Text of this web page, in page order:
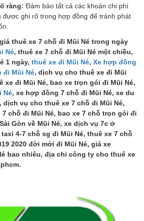
ràng: Đảm bảo tất cả các khoản chi phí
được ghi rõ trong hợp đồng để tránh phát
thuê xe 7 chỗ đi Mũi Né trong ngày
Né, thuê xe 7 chỗ đi Mũi Né một chiều,
1 ngày, thuê xe đi Mũi Né, Xe hợp đồng
đi Mũi Né, dịch vụ cho thuê xe đi Mũi
xe đi Mũi Né, bao xe trọn gói đi Mũi Né,
Né, xe hợp đồng 7 chỗ đi Mũi Né, xe du
dịch vụ cho thuê xe 7 chỗ đi Mũi Né,
chỗ đi Mũi Né, bao xe 7 chỗ trọn gói đi
Gòn về Mũi Né, xe dịch vụ 7c ở
4-7 chỗ sg đi Mũi Né, thuê xe 7 chỗ
2020 đời mới đi Mũi Né, giá xe
bao nhiêu, địa chỉ công ty cho thuê xe